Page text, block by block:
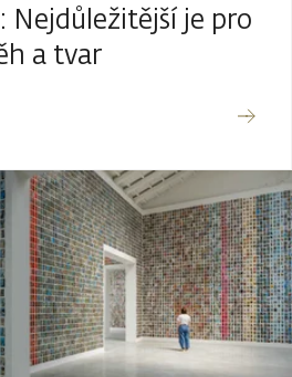
Nejdůležitější je pro
a tvar